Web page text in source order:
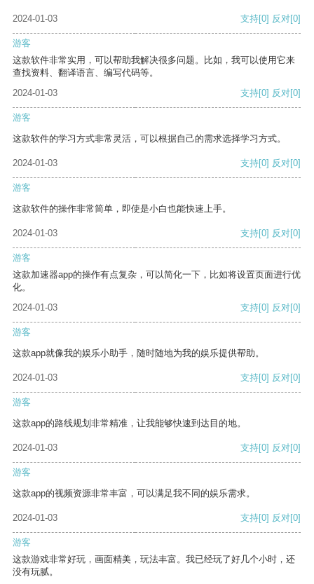
2024-01-03 支持[0] 反对[0]
游客
这款软件非常实用，可以帮助我解决很多问题。比如，我可以使用它来
查找资料、翻译语言、编写代码等。
2024-01-03
支持[0] 反对[0]
游客
这款软件的学习方式非常灵活，可以根据自己的需求选择学习方式。
2024-01-03 支持[0] 反对[0]
游客
这款软件的操作非常简单，即使是小白也能快速上手。
2024-01-03 支持[0] 反对[0]
游客
这款加速器app的操作有点复杂，可以简化一下，比如将设置页面进行优
化。
2024-01-03
支持[0] 反对[0]
游客
这款app就像我的娱乐小助手，随时随地为我的娱乐提供帮助。
2024-01-03 支持[0] 反对[0]
游客
这款app的路线规划非常精准，让我能够快速到达目的地。
2024-01-03 支持[0] 反对[0]
游客
这款app的视频资源非常丰富，可以满足我不同的娱乐需求。
2024-01-03 支持[0] 反对[0]
游客
这款游戏非常好玩，画面精美，玩法丰富。我已经玩了好几个小时，还
没有玩腻。